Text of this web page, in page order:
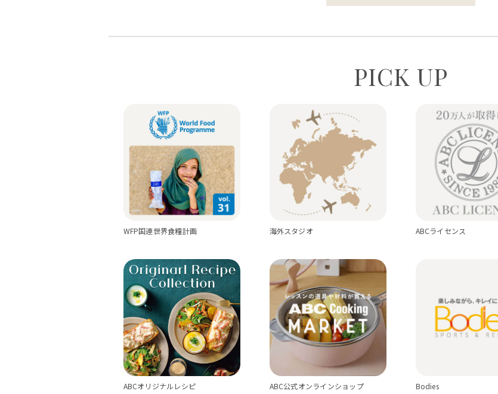
PICK UP
WFP国連世界食糧計画 海外スタジオ ABCライセンス
ABCオリジナルレシピ ABC公式オンラインショップ Bodies